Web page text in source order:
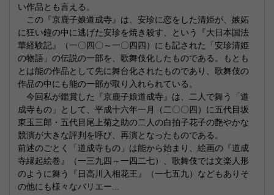
い作品とも言える。
この『京鹿子娘道成寺』は、安珍に恋をした清姫が、嫉妬
に狂い鐘の中に逃げた安珍を焼き殺す、という『大日本国法
華経験記』（一〇四〇～一〇四四）にも記された「安珍清姫
の物語」の伝説の一部を、歌舞伎化したものである。もとも
とは能の作品として先に舞台化されたものであり、歌舞伎の
作品の中にも能の一部が取り入れられている。
今回私が鑑賞した『京鹿子娘道成寺』は、二人で舞う「道
成寺もの」として、平成十六年一月（二〇〇四）に五代目坂
東玉三郎・五代目尾上菊之助の二人の白拍子花子の艶やかな
競演が大きな評判を呼び、再演となったものである。
前述のごとく「道成寺もの」は能から始まり、絵画の『道成
寺縁起絵巻』（一三九四～一四二七）、歌舞伎では文楽人形
のように舞う『日高川入相花王』（一七五九）などもありそ
の他にも様々なバリエー...